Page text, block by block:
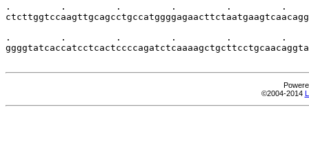
.         .         .         .         .         .
.         .         .         .         .         .
©2004-2014